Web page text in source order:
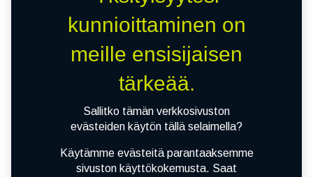
kunnioittaminen on
meille ensisijaisen
tärkeää.
Sallitko tämän verkkosivuston
evästeiden käytön tällä selaimella?
Käytämme evästeitä parantaaksemme
sivuston käyttökokemusta. Saat